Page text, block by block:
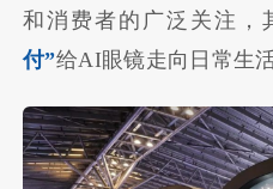
和消费者的广泛关注，
付”给AI眼镜走向日常生